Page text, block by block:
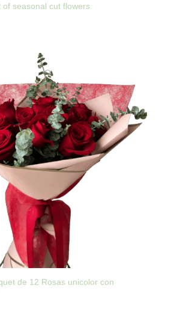
seasonal cut flowers
de 12 Rosas unicolor con